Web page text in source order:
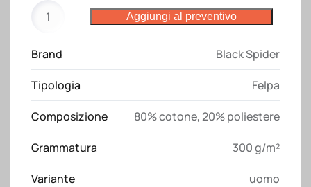
BS303
Spider
quantità
Aggiungi al preventivo
Brand Black Spider
Tipologia Felpa
Composizione 80% cotone, 20% poliestere
Grammatura 300 g/m²
Variante uomo